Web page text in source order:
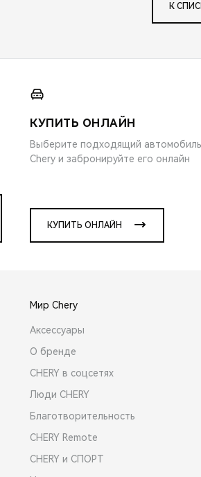
К
КУПИТЬ ОНЛАЙН
Выберите подходящий автомобиль
Chery и забронируйте его онлайн
КУПИТЬ ОНЛАЙН
Мир Chery
Аксессуары
О бренде
CHERY в соцсетях
Люди CHERY
Благотворительность
CHERY Remote
CHERY и СПОРТ